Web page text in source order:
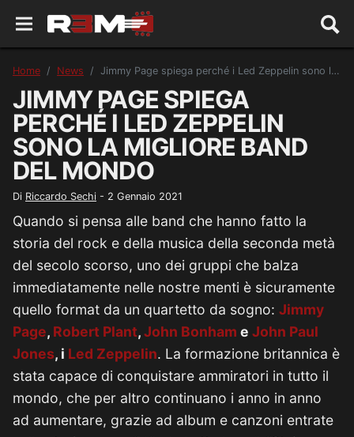
Home News Jimmy Page spiega perché i Led Zeppelin sono la migliore band del mondo
JIMMY PAGE SPIEGA
PERCHÉ I LED ZEPPELIN
SONO LA MIGLIORE BAND
DEL MONDO
Di Riccardo Sechi - 2 Gennaio 2021
Quando si pensa alle band che hanno fatto la
storia del rock e della musica della seconda metà
del secolo scorso, uno dei gruppi che balza
immediatamente nelle nostre menti è sicuramente
quello format da un quartetto da sogno: Jimmy
Page, Robert Plant,John Bonham e John Paul
Jones, i Led Zeppelin. La formazione britannica è
stata capace di conquistare ammiratori in tutto il
mondo, che per altro continuano i anno in anno
ad aumentare, grazie ad album e canzoni entrate